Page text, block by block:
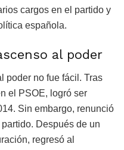
cargos en el partido y
española.
al poder
poder no fue fácil. Tras
el PSOE, logró ser
Sin embargo, renunció
Después de un
regresó al